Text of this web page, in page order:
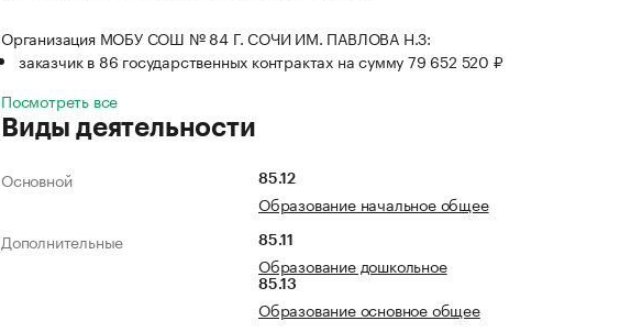
Организация МОБУ СОШ № 84 Г. СОЧИ ИМ. ПАВЛОВА Н.З:
заказчик в 86 государственных контрактах на сумму 79 652 520 ₽
Посмотреть все
Виды деятельности
Основной 85.12
Образование начальное общее
Дополнительные
85.11
Образование дошкольное
85.13
Образование основное общее